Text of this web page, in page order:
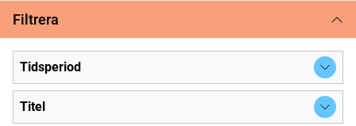
Filtrera
Tidsperiod
Titel